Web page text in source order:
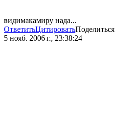
видимакамиру нада...
ОтветитьЦитироватьПоделиться
5 нояб. 2006 г., 23:38:24